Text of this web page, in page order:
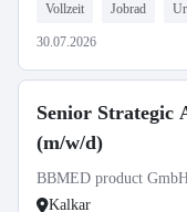
Vollzeit Jobrad
30.07.2026
Senior Strategic
(m/w/d)
BBMED product
Kalkar